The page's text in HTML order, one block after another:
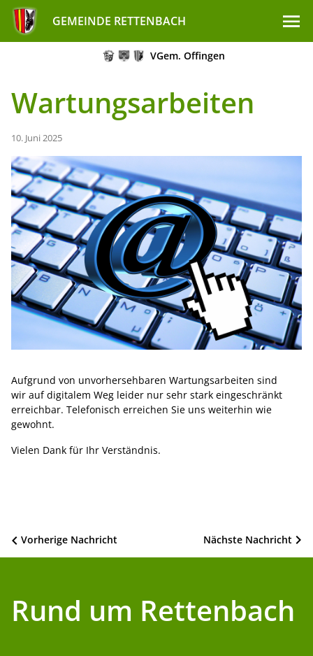
GEMEINDE RETTENBACH
VGem. Offingen
Wartungsarbeiten
10. Juni 2025
Aufgrund von unvorhersehbaren Wartungsarbeiten sind
wir auf digitalem Weg leider nur sehr stark eingeschränkt
erreichbar. Telefonisch erreichen Sie uns weiterhin wie
gewohnt.
Vielen Dank für Ihr Verständnis.
Beitragsnavigation Nächste Nachricht
Vorherige Nachricht
Rund um Rettenbach